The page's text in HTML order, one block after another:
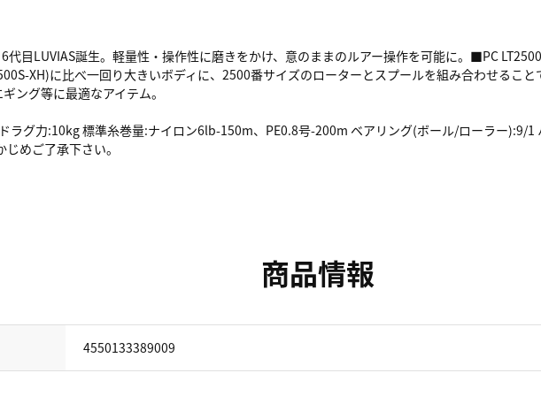
目LUVIAS誕生。軽量性・操作性に磨きをかけ、意のままのルアー操作を可能に。■PC
XH)に比べ一回り大きいボディに、2500番サイズのローターとスプールを組み合わせるこ
ング等に最適なアイテム。
ラグ力:10kg 標準糸巻量:ナイロン6lb-150m、PE0.8号-200m ベアリング(ボール/ローラー):9/1
めご了承下さい。
商品情報
4550133389009